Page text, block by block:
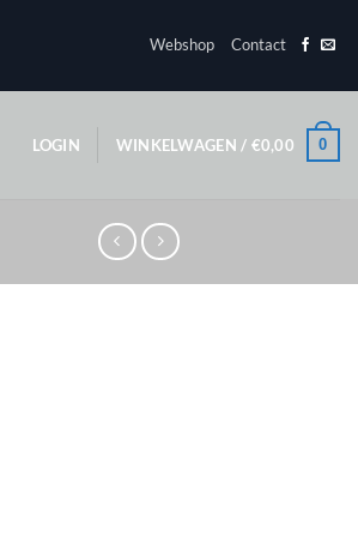
Webshop Contact
LOGIN WINKELWAGEN / €0,00 0